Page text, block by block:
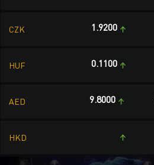
CZK 1.9200
HUF 0.1100
AED 9.8000
HKD